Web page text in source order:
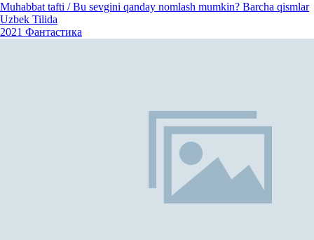
Muhabbat tafti / Bu sevgini qanday nomlash mumkin? Barcha qismlar
Uzbek Tilida
2021 Фантастика